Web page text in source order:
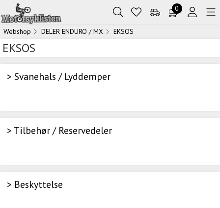
0
Webshop DELER ENDURO / MX EKSOS
EKSOS
> Svanehals / Lyddemper
> Tilbehør / Reservedeler
> Beskyttelse